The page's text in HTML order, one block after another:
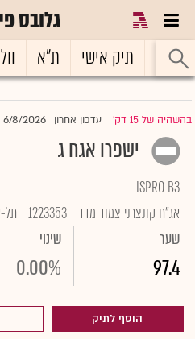
גלובס
ראשי תיק אישי ת"א
בהשהיה של 15 דק' |עדכון אחרון 6/8/2026
ישפרו אגח ג
ISPRO B3
אג"ח קונצרני צמוד מדד 1223353
שער
97.4
שינוי
0.00%
הוסף לתיק